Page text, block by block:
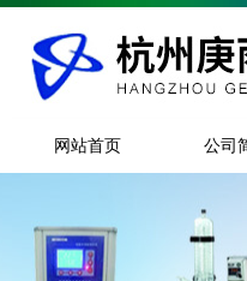
网站首页 公司